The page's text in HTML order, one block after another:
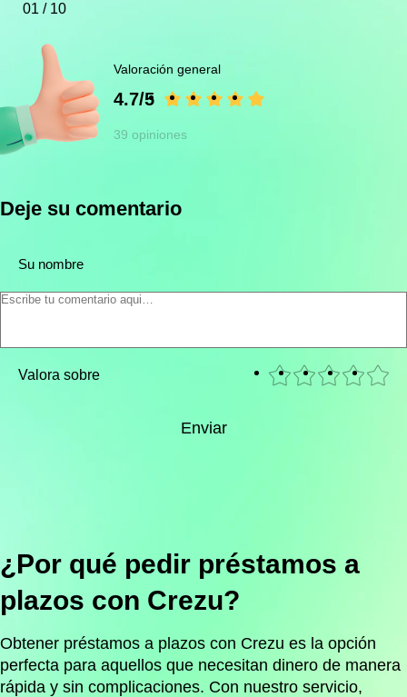
01 / 10
Valoración general
4.7/5
39 opiniones
Deje su comentario
Su nombre
Valora sobre
Enviar
¿Por qué pedir préstamos a
plazos con Crezu?
Obtener préstamos a plazos con Crezu es la opción
perfecta para aquellos que necesitan dinero de manera
rápida y sin complicaciones. Con nuestro servicio,